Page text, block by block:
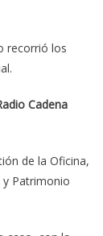
recorrió los
Cadena
de la Oficina,
Patrimonio